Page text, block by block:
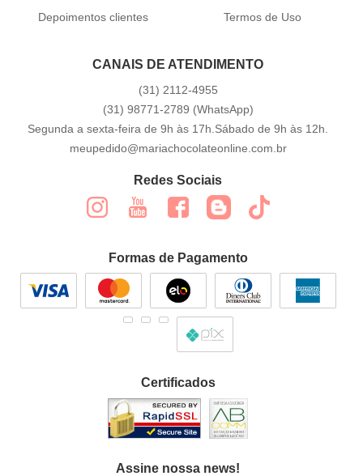
Depoimentos clientes
Termos de Uso
CANAIS DE ATENDIMENTO
(31) 2112-4955
(31) 98771-2789 (WhatsApp)
Segunda a sexta-feira de 9h às 17h.Sábado de 9h às 12h.
meupedido@mariachocolateonline.com.br
Redes Sociais
Formas de Pagamento
Certificados
Assine nossa news!